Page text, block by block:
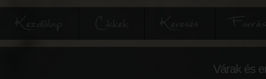
Kezdőlap Cikkek Keresés
Várak és